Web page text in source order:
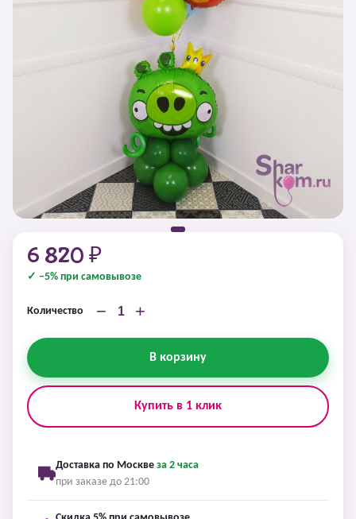
6 820 ₽
✓ −5% при самовывозе
Количество − +
В корзину
Купить в 1 клик
Доставка по Москве за 2 часа
при заказе до 21:00